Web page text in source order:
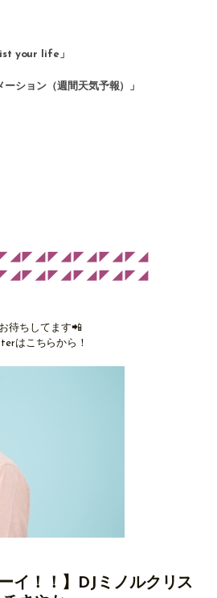
your life」
ョン（週間天気予報）」
待ちしてます📲
はこちらから！
！！】DJミノルクリス